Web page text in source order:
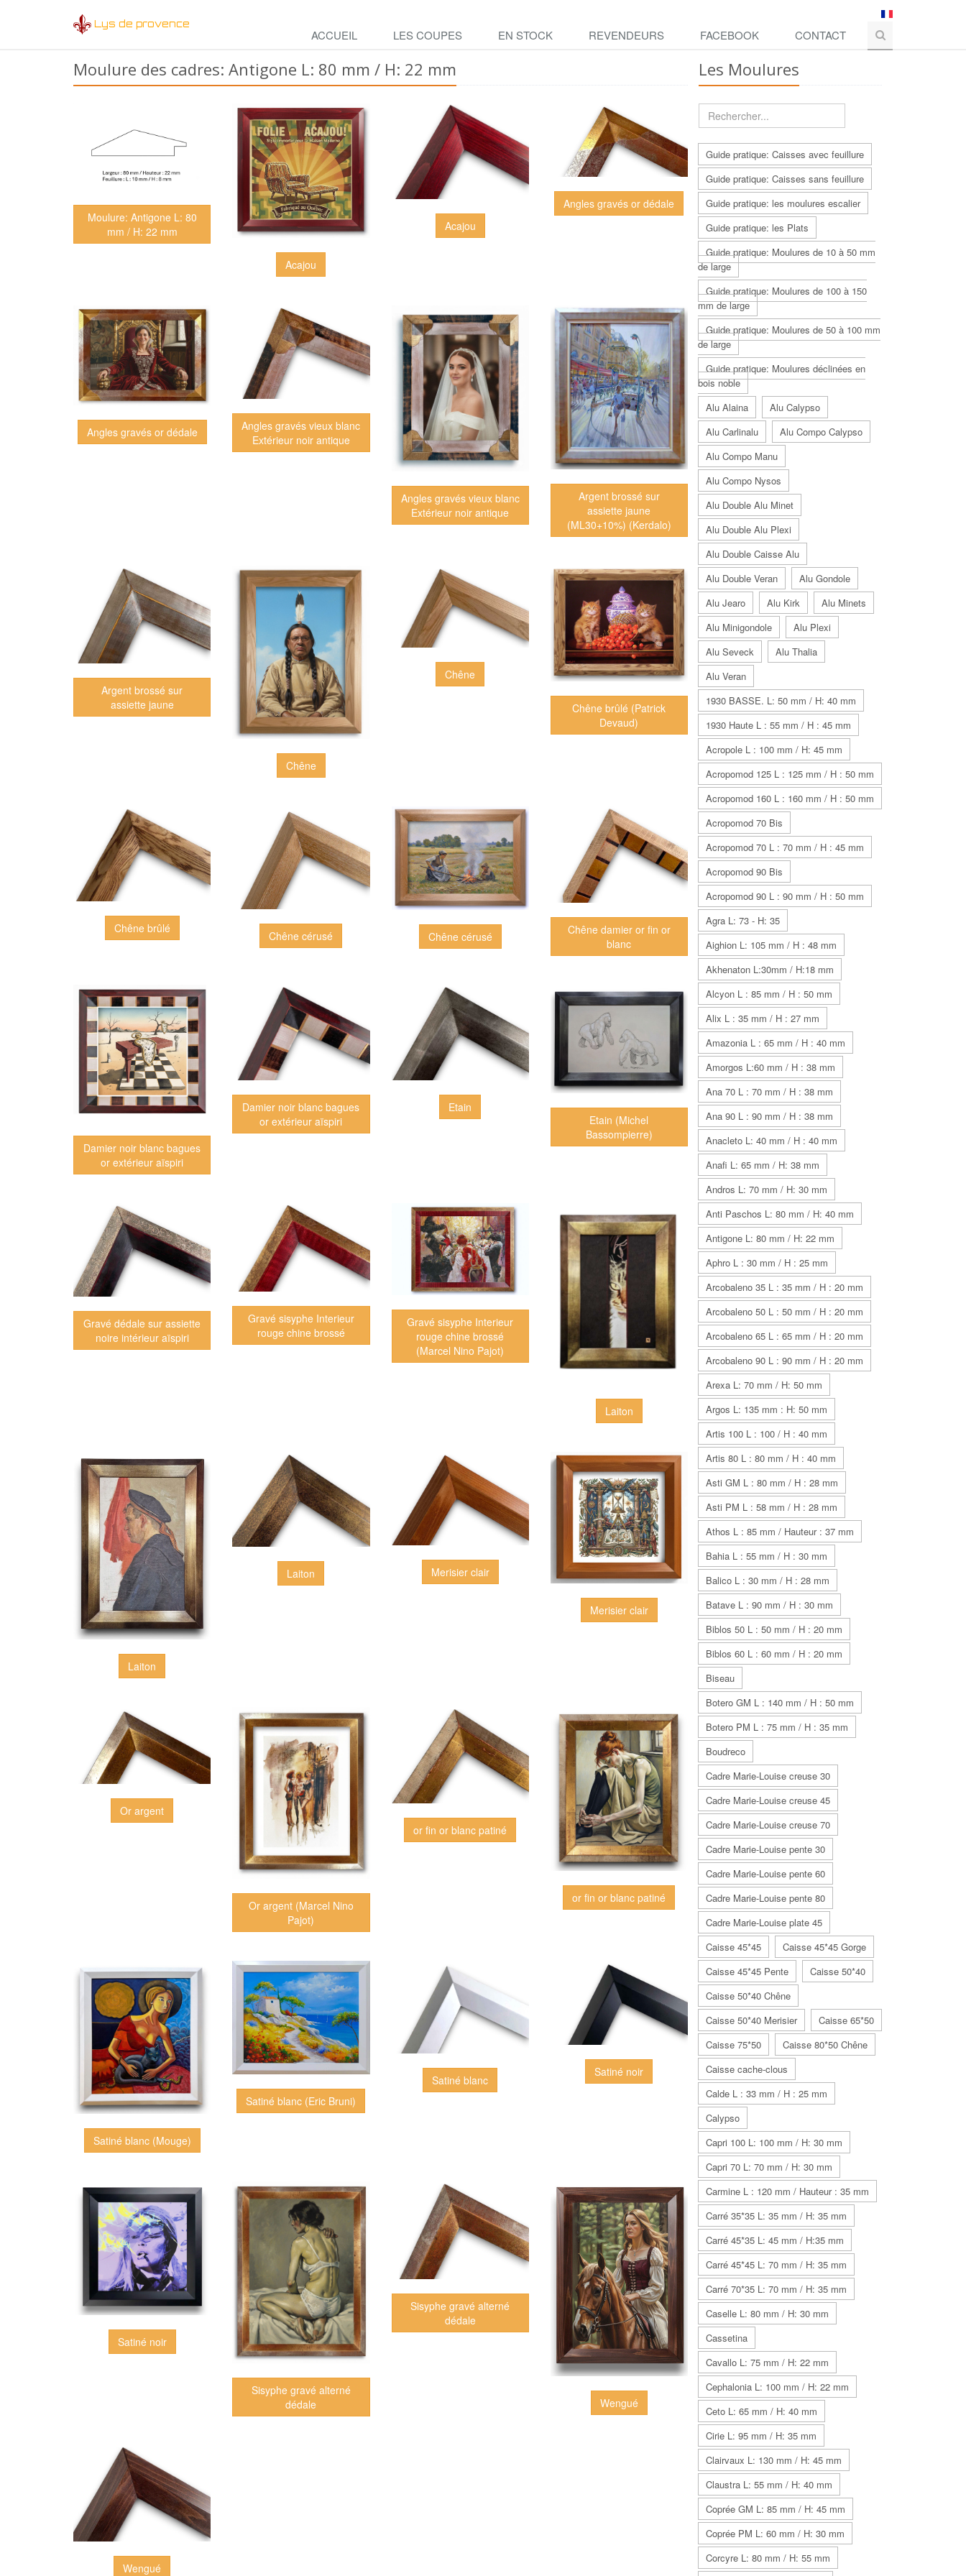
Lys de provence
ACCUEIL LES COUPES EN STOCK REVENDEURS FACEBOOK CONTACT
Moulure des cadres: Antigone L: 80 mm / H: 22 mm
Moulure: Antigone L: 80
mm / H: 22 mm
Acajou
Acajou
Angles gravés or dédale
Angles gravés or dédale
Angles gravés vieux blanc
Extérieur noir antique
Angles gravés vieux blanc
Extérieur noir antique
Argent brossé sur
assiette jaune
(ML30+10%) (Kerdalo)
Argent brossé sur
assiette jaune
Chêne
Chêne
Chêne brûlé (Patrick
Devaud)
Chêne brûlé
Chêne cérusé Chêne cérusé
Chêne damier or fin or
blanc
Damier noir blanc bagues
or extérieur aïspiri
Damier noir blanc bagues
or extérieur aïspiri
Etain
Etain (Michel
Bassompierre)
Gravé dédale sur assiette
noire intérieur aïspiri
Gravé sisyphe Interieur
rouge chine brossé
Gravé sisyphe Interieur
rouge chine brossé
(Marcel Nino Pajot)
Laiton
Laiton
Laiton Merisier clair
Merisier clair
Or argent
Or argent (Marcel Nino
Pajot)
or fin or blanc patiné
or fin or blanc patiné
Satiné blanc (Mouge)
Satiné blanc (Eric Bruni)
Satiné blanc
Satiné noir
Satiné noir
Sisyphe gravé alterné
dédale
Sisyphe gravé alterné
dédale
Wengué
Wengué
Les Moulures
Guide pratique: Caisses avec feuillure
Guide pratique: Caisses sans feuillure
Guide pratique: les moulures escalier
Guide pratique: les Plats
Guide pratique: Moulures de 10 à 50 mm
de large
Guide pratique: Moulures de 100 à 150
mm de large
Guide pratique: Moulures de 50 à 100 mm
de large
Guide pratique: Moulures déclinées en
bois noble
Alu Alaina
Alu Calypso
Alu Carlinalu
Alu Compo Calypso
Alu Compo Manu
Alu Compo Nysos
Alu Double Alu Minet
Alu Double Alu Plexi
Alu Double Caisse Alu
Alu Double Veran
Alu Gondole
Alu Jearo
Alu Kirk
Alu Minets
Alu Minigondole
Alu Plexi
Alu Seveck
Alu Thalia
Alu Veran
1930 BASSE. L: 50 mm / H: 40 mm
1930 Haute L : 55 mm / H : 45 mm
Acropole L : 100 mm / H: 45 mm
Acropomod 125 L : 125 mm / H : 50 mm
Acropomod 160 L : 160 mm / H : 50 mm
Acropomod 70 Bis
Acropomod 70 L : 70 mm / H : 45 mm
Acropomod 90 Bis
Acropomod 90 L : 90 mm / H : 50 mm
Agra L: 73 - H: 35
Aighion L: 105 mm / H : 48 mm
Akhenaton L:30mm / H:18 mm
Alcyon L : 85 mm / H : 50 mm
Alix L : 35 mm / H : 27 mm
Amazonia L : 65 mm / H : 40 mm
Amorgos L:60 mm / H : 38 mm
Ana 70 L : 70 mm / H : 38 mm
Ana 90 L : 90 mm / H : 38 mm
Anacleto L: 40 mm / H : 40 mm
Anafi L: 65 mm / H: 38 mm
Andros L: 70 mm / H: 30 mm
Anti Paschos L: 80 mm / H: 40 mm
Antigone L: 80 mm / H: 22 mm
Aphro L : 30 mm / H : 25 mm
Arcobaleno 35 L : 35 mm / H : 20 mm
Arcobaleno 50 L : 50 mm / H : 20 mm
Arcobaleno 65 L : 65 mm / H : 20 mm
Arcobaleno 90 L : 90 mm / H : 20 mm
Arexa L: 70 mm / H: 50 mm
Argos L: 135 mm : H: 50 mm
Artis 100 L : 100 / H : 40 mm
Artis 80 L : 80 mm / H : 40 mm
Asti GM L : 80 mm / H : 28 mm
Asti PM L : 58 mm / H : 28 mm
Athos L : 85 mm / Hauteur : 37 mm
Bahia L : 55 mm / H : 30 mm
Balico L : 30 mm / H : 28 mm
Batave L : 90 mm / H : 30 mm
Biblos 50 L : 50 mm / H : 20 mm
Biblos 60 L : 60 mm / H : 20 mm
Biseau
Botero GM L : 140 mm / H : 50 mm
Botero PM L : 75 mm / H : 35 mm
Boudreco
Cadre Marie-Louise creuse 30
Cadre Marie-Louise creuse 45
Cadre Marie-Louise creuse 70
Cadre Marie-Louise pente 30
Cadre Marie-Louise pente 60
Cadre Marie-Louise pente 80
Cadre Marie-Louise plate 45
Caisse 45*45
Caisse 45*45 Gorge
Caisse 45*45 Pente
Caisse 50*40
Caisse 50*40 Chêne
Caisse 50*40 Merisier
Caisse 65*50
Caisse 75*50
Caisse 80*50 Chêne
Caisse cache-clous
Calde L : 33 mm / H : 25 mm
Calypso
Capri 100 L: 100 mm / H: 30 mm
Capri 70 L: 70 mm / H: 30 mm
Carmine L : 120 mm / Hauteur : 35 mm
Carré 35*35 L: 35 mm / H: 35 mm
Carré 45*35 L: 45 mm / H:35 mm
Carré 45*45 L: 70 mm / H: 35 mm
Carré 70*35 L: 70 mm / H: 35 mm
Caselle L: 80 mm / H: 30 mm
Cassetina
Cavallo L: 75 mm / H: 22 mm
Cephalonia L: 100 mm / H: 22 mm
Ceto L: 65 mm / H: 40 mm
Cirie L: 95 mm / H: 35 mm
Clairvaux L: 130 mm / H: 45 mm
Claustra L: 55 mm / H: 40 mm
Coprée GM L: 85 mm / H: 45 mm
Coprée PM L: 60 mm / H: 30 mm
Corcyre L: 80 mm / H: 55 mm